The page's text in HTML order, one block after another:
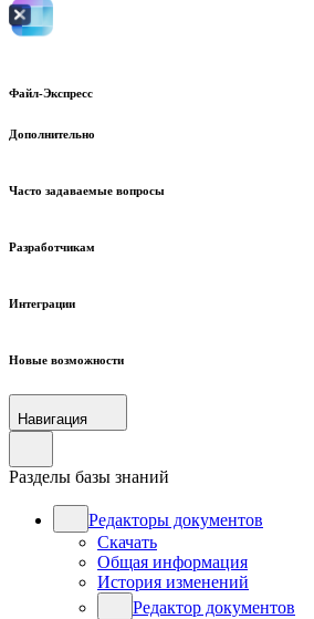
Файл-Экспресс
Дополнительно
Часто задаваемые вопросы
Разработчикам
Интеграции
Новые возможности
Навигация
Разделы базы знаний
Редакторы документов
Скачать
Общая информация
История изменений
Редактор документов